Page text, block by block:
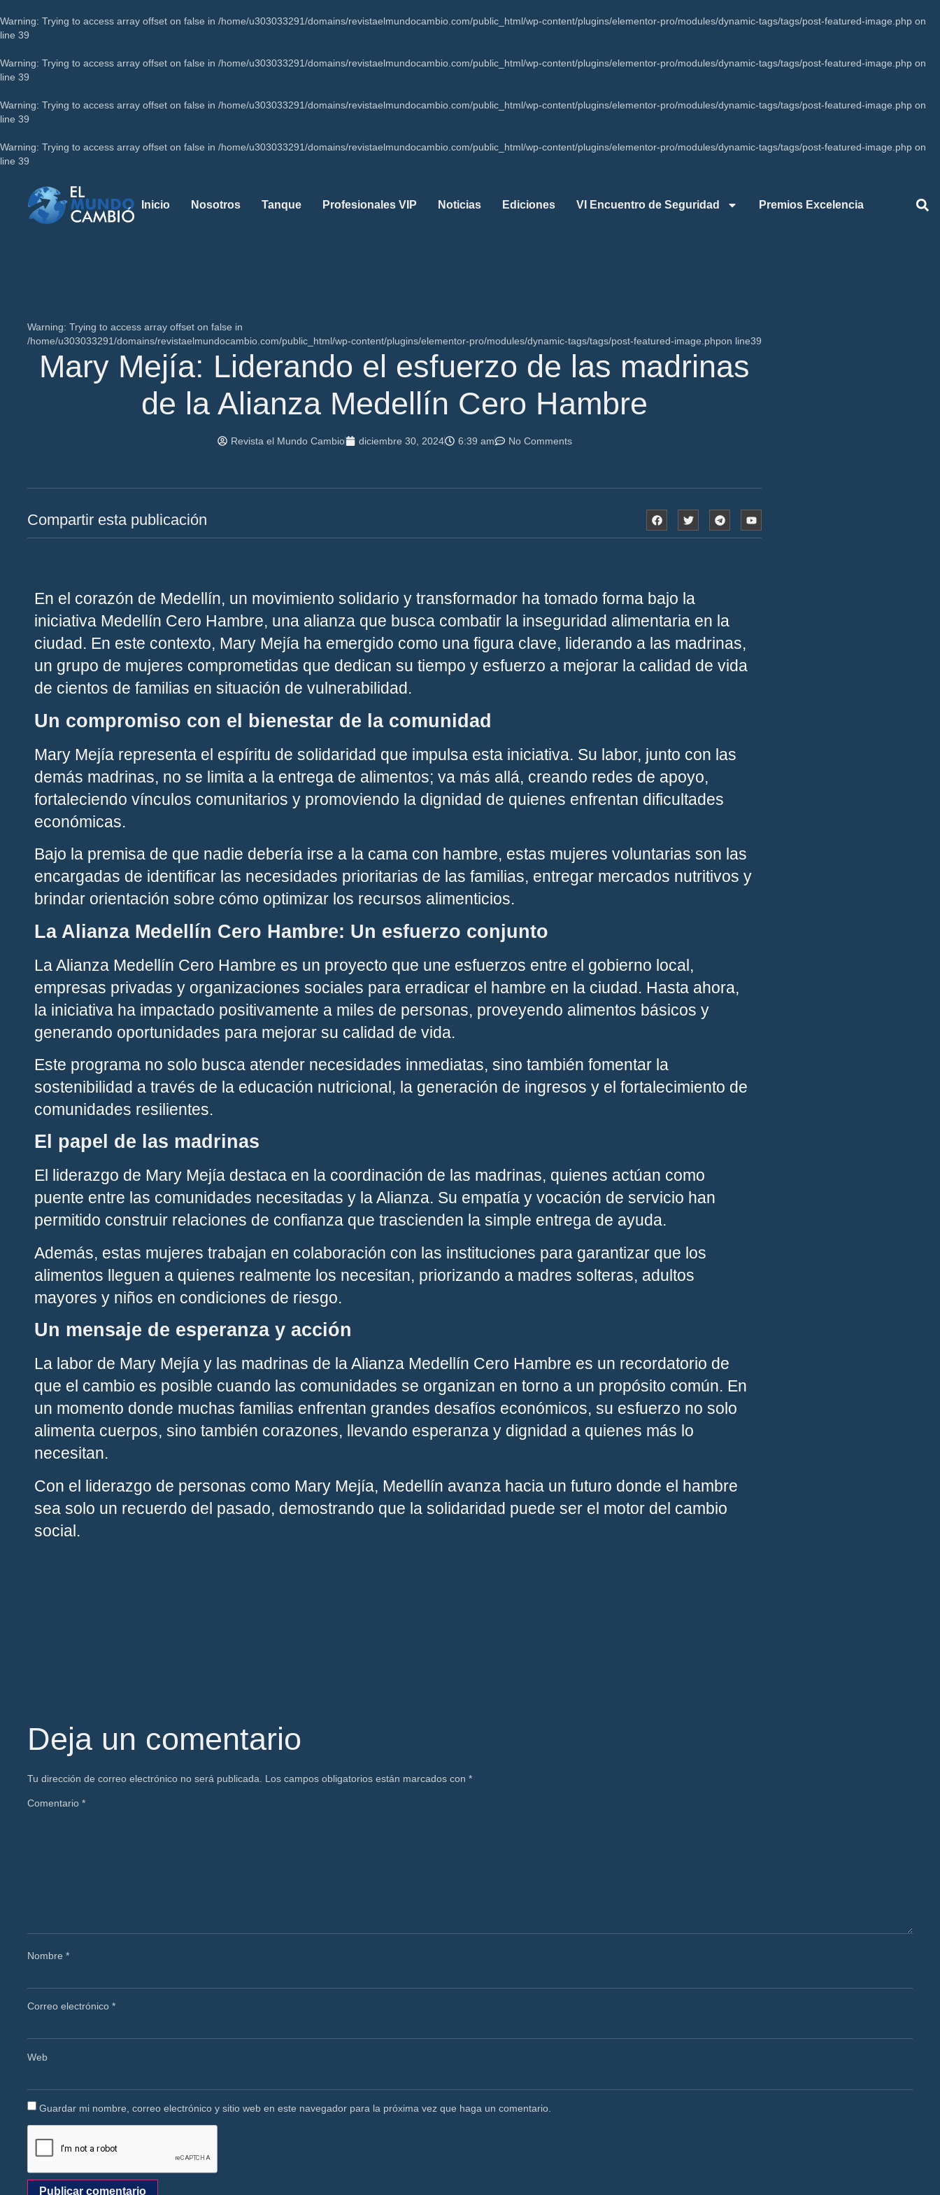
Warning: Trying to access array offset on false in /home/u303033291/domains/revistaelmundocambio.com/public_html/wp-content/plugins/elementor-pro/modules/dynamic-tags/tags/post-featured-image.php on
line 39
Warning: Trying to access array offset on false in /home/u303033291/domains/revistaelmundocambio.com/public_html/wp-content/plugins/elementor-pro/modules/dynamic-tags/tags/post-featured-image.php on
line 39
Warning: Trying to access array offset on false in /home/u303033291/domains/revistaelmundocambio.com/public_html/wp-content/plugins/elementor-pro/modules/dynamic-tags/tags/post-featured-image.php on
line 39
Warning: Trying to access array offset on false in /home/u303033291/domains/revistaelmundocambio.com/public_html/wp-content/plugins/elementor-pro/modules/dynamic-tags/tags/post-featured-image.php on
line 39
Inicio Nosotros Tanque Profesionales VIP Noticias Ediciones VI Encuentro de Seguridad Premios Excelencia
Warning: Trying to access array offset on false in
/home/u303033291/domains/revistaelmundocambio.com/public_html/wp-content/plugins/elementor-pro/modules/dynamic-tags/tags/post-featured-image.phpon line39
Mary Mejía: Liderando el esfuerzo de las madrinas
de la Alianza Medellín Cero Hambre
Revista el Mundo Cambio diciembre 30, 2024 6:39 am No Comments
Compartir esta publicación
En el corazón de Medellín, un movimiento solidario y transformador ha tomado forma bajo la
iniciativa Medellín Cero Hambre, una alianza que busca combatir la inseguridad alimentaria en la
ciudad. En este contexto, Mary Mejía ha emergido como una figura clave, liderando a las madrinas,
un grupo de mujeres comprometidas que dedican su tiempo y esfuerzo a mejorar la calidad de vida
de cientos de familias en situación de vulnerabilidad.
Un compromiso con el bienestar de la comunidad
Mary Mejía representa el espíritu de solidaridad que impulsa esta iniciativa. Su labor, junto con las
demás madrinas, no se limita a la entrega de alimentos; va más allá, creando redes de apoyo,
fortaleciendo vínculos comunitarios y promoviendo la dignidad de quienes enfrentan dificultades
económicas.
Bajo la premisa de que nadie debería irse a la cama con hambre, estas mujeres voluntarias son las
encargadas de identificar las necesidades prioritarias de las familias, entregar mercados nutritivos y
brindar orientación sobre cómo optimizar los recursos alimenticios.
La Alianza Medellín Cero Hambre: Un esfuerzo conjunto
La Alianza Medellín Cero Hambre es un proyecto que une esfuerzos entre el gobierno local,
empresas privadas y organizaciones sociales para erradicar el hambre en la ciudad. Hasta ahora,
la iniciativa ha impactado positivamente a miles de personas, proveyendo alimentos básicos y
generando oportunidades para mejorar su calidad de vida.
Este programa no solo busca atender necesidades inmediatas, sino también fomentar la
sostenibilidad a través de la educación nutricional, la generación de ingresos y el fortalecimiento de
comunidades resilientes.
El papel de las madrinas
El liderazgo de Mary Mejía destaca en la coordinación de las madrinas, quienes actúan como
puente entre las comunidades necesitadas y la Alianza. Su empatía y vocación de servicio han
permitido construir relaciones de confianza que trascienden la simple entrega de ayuda.
Además, estas mujeres trabajan en colaboración con las instituciones para garantizar que los
alimentos lleguen a quienes realmente los necesitan, priorizando a madres solteras, adultos
mayores y niños en condiciones de riesgo.
Un mensaje de esperanza y acción
La labor de Mary Mejía y las madrinas de la Alianza Medellín Cero Hambre es un recordatorio de
que el cambio es posible cuando las comunidades se organizan en torno a un propósito común. En
un momento donde muchas familias enfrentan grandes desafíos económicos, su esfuerzo no solo
alimenta cuerpos, sino también corazones, llevando esperanza y dignidad a quienes más lo
necesitan.
Con el liderazgo de personas como Mary Mejía, Medellín avanza hacia un futuro donde el hambre
sea solo un recuerdo del pasado, demostrando que la solidaridad puede ser el motor del cambio
social.
Deja un comentario
Tu dirección de correo electrónico no será publicada. Los campos obligatorios están marcados con*
Comentario*
Nombre*
Correo electrónico*
Web
Guardar mi nombre, correo electrónico y sitio web en este navegador para la próxima vez que haga un comentario.